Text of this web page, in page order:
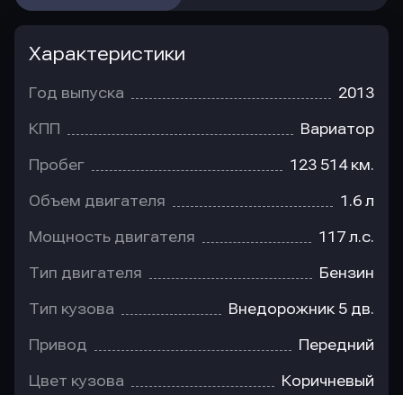
Характеристики
Год выпуска 2013
КПП Вариатор
Пробег 123 514 км.
Объем двигателя 1.6 л
Мощность двигателя 117 л.с.
Тип двигателя Бензин
Тип кузова Внедорожник 5 дв.
Привод Передний
Цвет кузова Коричневый